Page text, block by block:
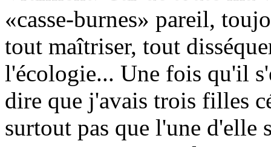
«casse-burnes» pareil,
tout maîtriser, tout
l'écologie... Une fois qu'il
dire que j'avais trois filles
surtout pas que l'une d'elle